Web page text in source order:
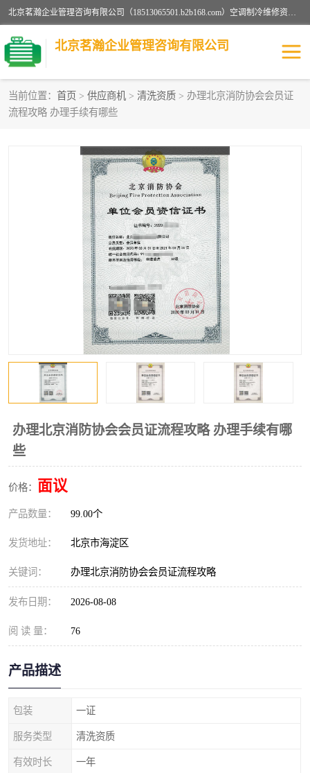
北京茗瀚企业管理咨询有限公司（18513065501.b2b168.com）空调制冷维修资质,油烟管道清洗资质,清洗行业资质公司秉承“顾客至上，锐意进缺的经营理念，我们提供高质量的产品，坚持“客户”的原则为广大客户提供贴心服务。如果你对公司的产品感兴趣，可以联系高经理，我们会用好的产品和服务让您满意。
北京茗瀚企业管理咨询有限公司
当前位置： 首页 > 供应商机 > 清洗资质 > 办理北京消防协会会员证
流程攻略 办理手续有哪些
办理北京消防协会会员证流程攻略 办理手续有哪
些
价格： 面议
产品数量： 99.00个
发货地址： 北京市海淀区
关键词： 办理北京消防协会会员证流程攻略
发布日期： 2026-08-08
阅 读 量： 76
产品描述
包装 一证
服务类型 清洗资质
有效时长 一年
烟道清洗资质
认证服务
防爆电气维修安装资质 空调制冷维修安装资质
矿用设备检修资质